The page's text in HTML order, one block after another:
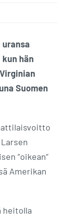
uransa
hän
Suomen
”oikean”
Amerikan
heitolla